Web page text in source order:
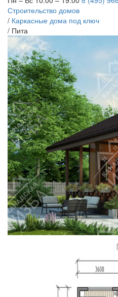
Строительство домов
/ Каркасные дома под ключ
/ Пита